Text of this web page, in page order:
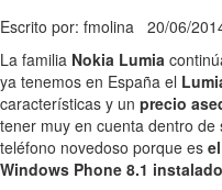
Escrito por: fmolina 20/06/
La familia Nokia Lumia
ya tenemos en España el
características y un precio
tener muy en cuenta dentro
teléfono novedoso porque es
Windows Phone 8.1 instalado